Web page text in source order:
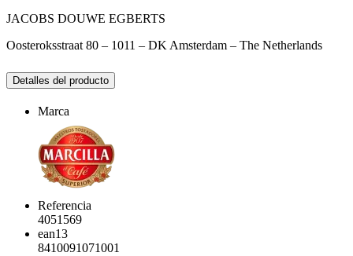
JACOBS DOUWE EGBERTS
Oosteroksstraat 80 – 1011 – DK Amsterdam – The Netherlands
Detalles del producto
Marca
Referencia
4051569
ean13
8410091071001